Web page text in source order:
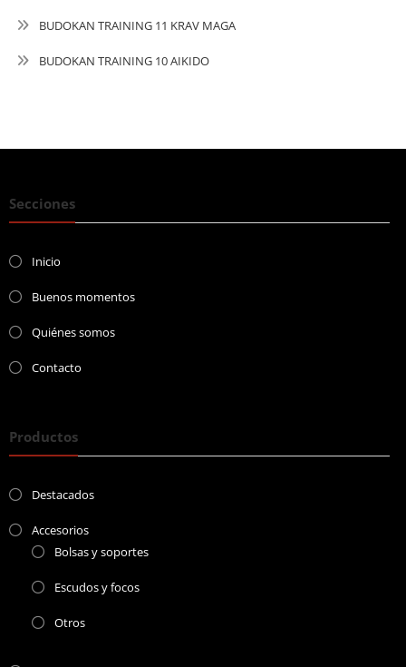
BUDOKAN TRAINING 11 KRAV MAGA
BUDOKAN TRAINING 10 AIKIDO
Secciones
Inicio
Buenos momentos
Quiénes somos
Contacto
Productos
Destacados
Accesorios
Bolsas y soportes
Escudos y focos
Otros